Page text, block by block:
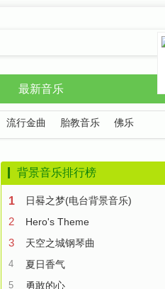
最新音乐
流行金曲 胎教音乐 佛乐
背景音乐排行榜
1 日晷之梦(电台背景音乐)
2 Hero's Theme
3 天空之城钢琴曲
4 夏日香气
5 勇敢的心